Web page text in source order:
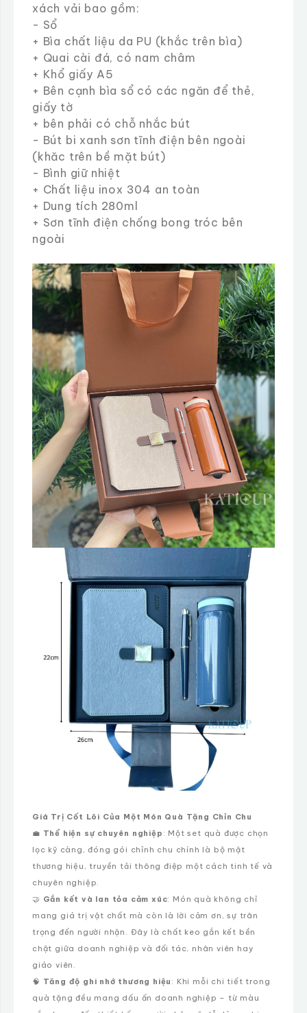
xách vải bao gồm:
- Sổ
+ Bìa chất liệu da PU (khắc trên bìa)
+ Quai cài đá, có nam châm
+ Khổ giấy A5
+ Bên cạnh bìa sổ có các ngăn để thẻ,
giấy tờ
+ bên phải có chỗ nhắc bút
- Bút bi xanh sơn tĩnh điện bên ngoài
(khăc trên bề mặt bút)
- Bình giữ nhiệt
+ Chất liệu inox 304 an toàn
+ Dung tích 280ml
+ Sơn tĩnh điện chống bong tróc bên
ngoài
Giá Trị Cốt Lõi Của Một Món Quà Tặng Chỉn Chu
💼 Thể hiện sự chuyên nghiệp : Một set quà được chọn
lọc kỹ càng, đóng gói chỉnh chu chính là bộ mặt
thương hiệu, truyền tải thông điệp một cách tinh tế và
chuyên nghiệp.
🤝 Gắn kết và lan tỏa cảm xúc: Món quà không chỉ
mang giá trị vật chất mà còn là lời cảm ơn, sự trân
trọng đến người nhận. Đây là chất keo gắn kết bền
chặt giữa doanh nghiệp và đối tác, nhân viên hay
giáo viên.
🧠 Tăng độ ghi nhớ thương hiệu : Khi mỗi chi tiết trong
quà tặng đều mang dấu ấn doanh nghiệp – từ màu